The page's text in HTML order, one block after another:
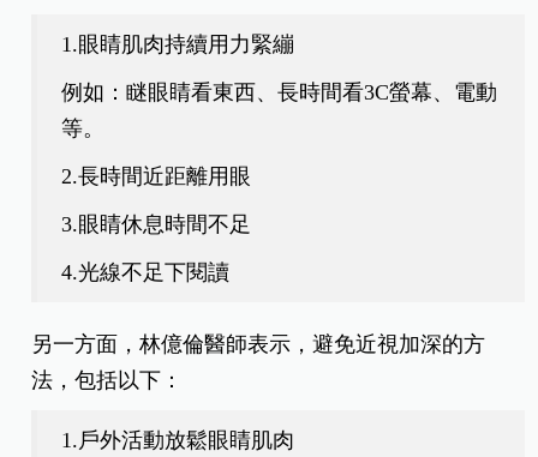
1.眼睛肌肉持續用力緊繃
例如：瞇眼睛看東西、長時間看3C螢幕、電動
等。
2.長時間近距離用眼
3.眼睛休息時間不足
4.光線不足下閱讀
另一方面，林億倫醫師表示，避免近視加深的方
法，包括以下：
1.戶外活動放鬆眼睛肌肉